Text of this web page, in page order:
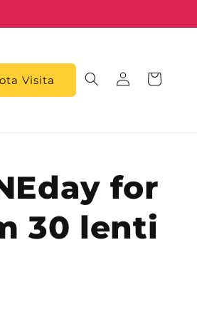
Visita Accedi Carrello
for
30 lenti